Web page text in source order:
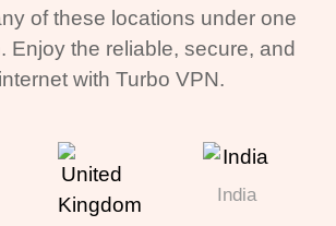
of these locations under one
Enjoy the reliable, secure, and
with Turbo VPN.
India